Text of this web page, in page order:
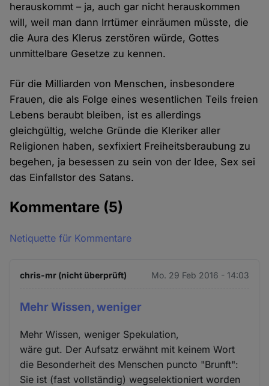
herauskommt – ja, auch gar nicht herauskommen
will, weil man dann Irrtümer einräumen müsste, die
die Aura des Klerus zerstören würde, Gottes
unmittelbare Gesetze zu kennen.
Für die Milliarden von Menschen, insbesondere
Frauen, die als Folge eines wesentlichen Teils freien
Lebens beraubt bleiben, ist es allerdings
gleichgültig, welche Gründe die Kleriker aller
Religionen haben, sexfixiert Freiheitsberaubung zu
begehen, ja besessen zu sein von der Idee, Sex sei
das Einfallstor des Satans.
Kommentare (5)
Netiquette für Kommentare
chris-mr (nicht überprüft) Mo. 29 Feb 2016 - 14:03
Mehr Wissen, weniger
Mehr Wissen, weniger Spekulation,
wäre gut. Der Aufsatz erwähnt mit keinem Wort
die Besonderheit des Menschen puncto "Brunft":
Sie ist (fast vollständig) wegselektioniert worden